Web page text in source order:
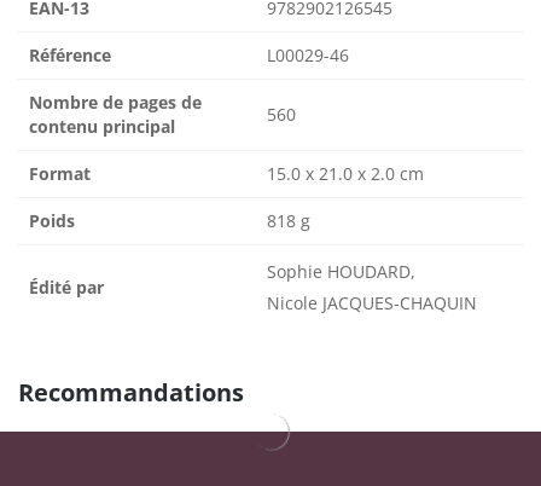
EAN-13 9782902126545
Référence L00029-46
Nombre de pages de
contenu principal
560
Format 15.0 x 21.0 x 2.0 cm
Poids 818 g
Édité par
Sophie HOUDARD,
Nicole JACQUES-CHAQUIN
Recommandations